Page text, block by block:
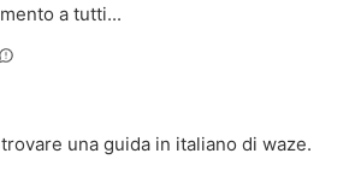
a tutti...
una guida in italiano di waze.